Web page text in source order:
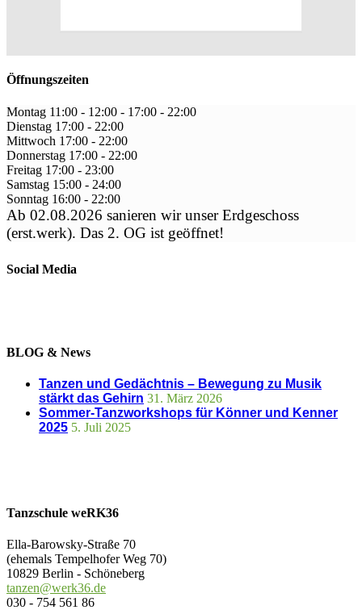
Öffnungszeiten
Montag 11:00 - 12:00 - 17:00 - 22:00
Dienstag 17:00 - 22:00
Mittwoch 17:00 - 22:00
Donnerstag 17:00 - 22:00
Freitag 17:00 - 23:00
Samstag 15:00 - 24:00
Sonntag 16:00 - 22:00
Ab 02.08.2026 sanieren wir unser Erdgeschoss
(erst.werk). Das 2. OG ist geöffnet!
Social Media
BLOG & News
Tanzen und Gedächtnis – Bewegung zu Musik
stärkt das Gehirn 31. März 2026
Sommer-Tanzworkshops für Könner und Kenner
2025 5. Juli 2025
Tanzschule weRK36
Ella-Barowsky-Straße 70
(ehemals Tempelhofer Weg 70)
10829 Berlin - Schöneberg
tanzen@werk36.de
030 - 754 561 86